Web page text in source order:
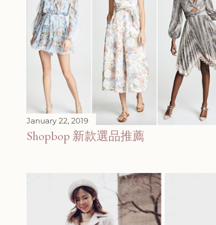
January 22, 2019
Shopbop 新款選品推薦